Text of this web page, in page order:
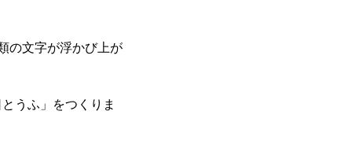
の文字が浮かび上が
うふ」をつくりま